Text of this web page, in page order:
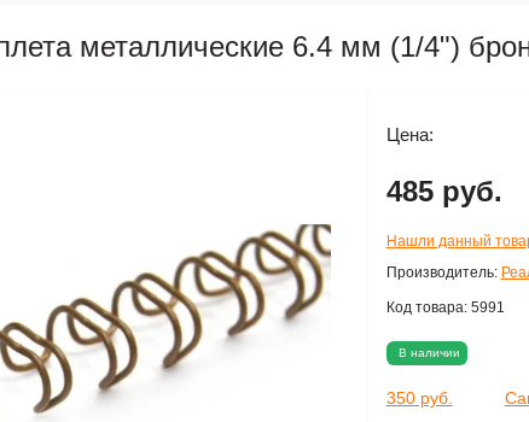
металлические 6.4 мм (1/4")
Производитель:
Код товара: 5991
В наличии
350 руб.
Цена:
485 руб.
Нашли данный